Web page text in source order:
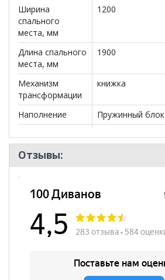
Ширина
спального
места, мм
1200
Длина спального
места, мм
1900
Механизм
трансформации
книжка
Наполнение
Пружинный блок
мест
Наличие короба
да
Наличие спинки
Наличие
подлокотников
да
нет
Отзывы: